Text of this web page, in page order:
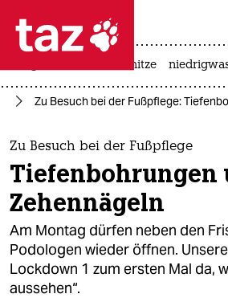
 taz zahl ich
taz zahl ich
themen
politik
öko
gesellschaft
kultur
hitze
Zu Besuch bei der Fußpflege:
Zu Besuch bei der Fußpflege
Tiefenbohrungen
Zehennägeln
Am Montag dürfen neben den
Podologen wieder öffnen.
Lockdown 1 zum ersten Mal da,
aussehen“.